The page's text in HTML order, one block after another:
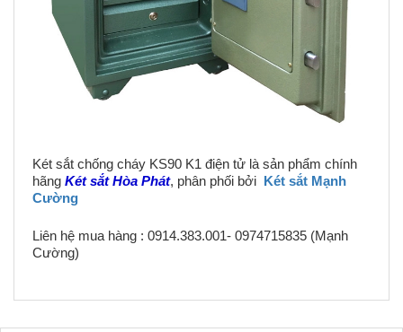
Két sắt chống cháy KS90 K1 điện tử là sản phẩm chính
hãng Két sắt Hòa Phát, phân phối bởi Két sắt Mạnh
Cường
Liên hệ mua hàng : 0914.383.001- 0974715835 (Mạnh
Cường)